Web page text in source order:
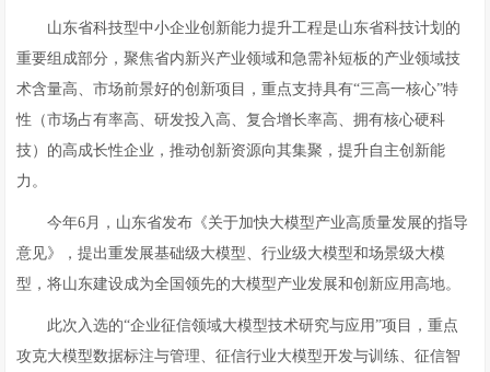
山东省科技型中小企业创新能力提升工程是山东省科技计划的
重要组成部分，聚焦省内新兴产业领域和急需补短板的产业领域技
术含量高、市场前景好的创新项目，重点支持具有“三高一核心”特
性（市场占有率高、研发投入高、复合增长率高、拥有核心硬科
技）的高成长性企业，推动创新资源向其集聚，提升自主创新能
力。
今年6月，山东省发布《关于加快大模型产业高质量发展的指导
意见》，提出重发展基础级大模型、行业级大模型和场景级大模
型，将山东建设成为全国领先的大模型产业发展和创新应用高地。
此次入选的“企业征信领域大模型技术研究与应用”项目，重点
攻克大模型数据标注与管理、征信行业大模型开发与训练、征信智